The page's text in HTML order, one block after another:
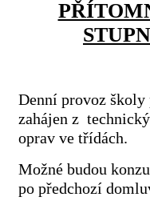
Denní provoz školy
zahájen z
oprav ve třídách.
Možné budou
po předchozí